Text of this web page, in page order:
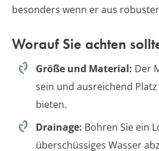
besonders wenn er aus
Worauf Sie achten
Größe und Material: Der
sein und ausreichend
bieten.
Drainage: Bohren Sie ein
überschüssiges Wasser